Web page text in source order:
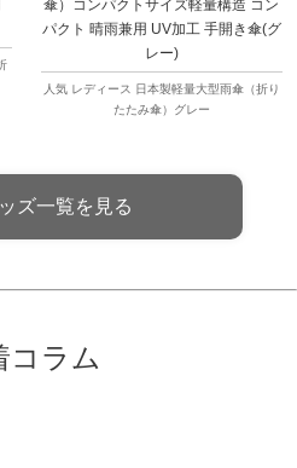
傘）コンパクトサイズ軽量構造 コン
パクト 晴雨兼用 UV加工 手開き傘(グ
レー)
人気 レディース 日本製軽量大型雨傘（折り
たたみ傘）グレー
ズ一覧を見る
コラム